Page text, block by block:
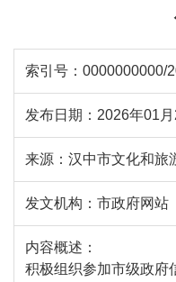
索引号： 0000000000/
发布日期： 2026年01
来源： 汉中市文化和旅
发文机构： 市政府网站
内容概述：
积极组织参加市级政府